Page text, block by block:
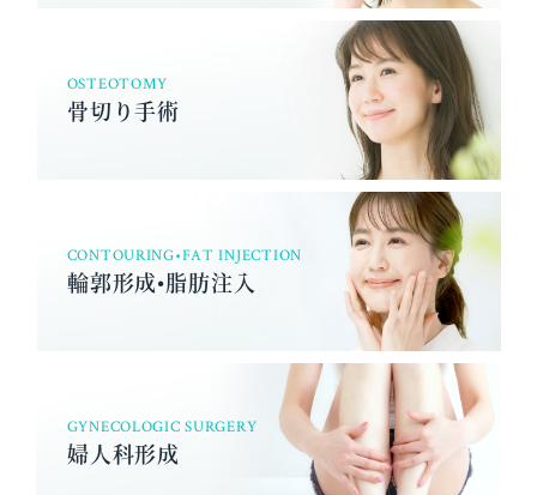
OSTEOTOMY
骨切り手術
CONTOURING•FAT INJECTION
輪郭形成•脂肪注入
GYNECOLOGIC SURGERY
婦人科形成